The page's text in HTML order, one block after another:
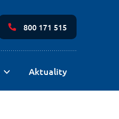
800 171 515
Aktuality